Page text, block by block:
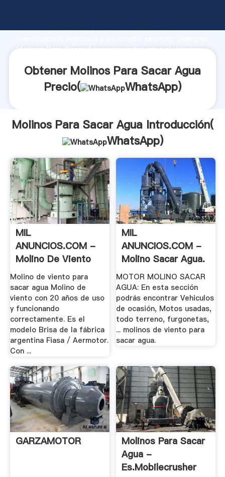
fuerte capacidad de producción, fuerza de
Molinos Para Sacar Agua proveedor crea el valor y
Obtener Molinos Para Sacar Agua
Precio(
WhatsApp)
Molinos Para Sacar Agua Introducción(
WhatsApp)
MIL
ANUNCIOS.COM -
Molino De Viento
Para .
Molino de viento para
sacar agua Molino de
viento con 20 años de uso
y funcionando
correctamente. Es el
modelo Brisa de la fábrica
argentina Fiasa / Aermotor.
Con ...
MIL
ANUNCIOS.COM -
Molino Sacar Agua.
Motor .
MOTOR MOLINO SACAR
AGUA: En esta sección
podrás encontrar Vehiculos
de ocasión, Motos usadas,
todo terreno, furgonetas,
... molinos de viento para
sacar agua.
GARZAMOTOR
Molinos Para Sacar
Agua -
Es.mobilecrusher